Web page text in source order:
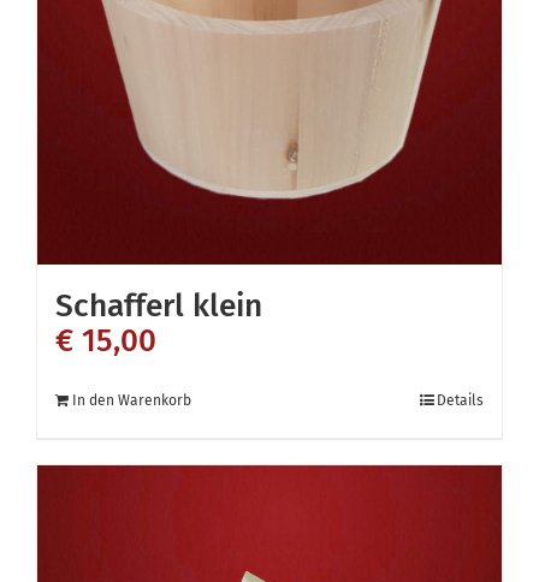
können
Produktseite
gewählt
Schafferl klein
€ 15,00
In den Warenkorb Details